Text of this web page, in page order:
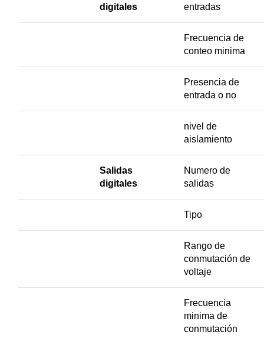
digitales
entradas
Frecuencia de
conteo minima
Presencia de
entrada o no
nivel de
aislamiento
Salidas
digitales
Numero de
salidas
Tipo
Rango de
conmutación de
voltaje
Frecuencia
minima de
conmutación